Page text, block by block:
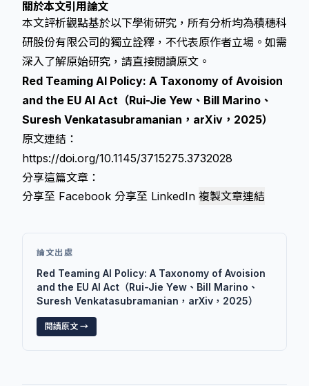
關於本文引用論文
本文評析觀點基於以下學術研究，所有分析均為積穗科
研股份有限公司的獨立詮釋，不代表原作者立場。如需
深入了解原始研究，請直接閱讀原文。
Red Teaming AI Policy: A Taxonomy of Avoision
and the EU AI Act（Rui-Jie Yew、Bill Marino、
Suresh Venkatasubramanian，arXiv，2025）
原文連結：
https://doi.org/10.1145/3715275.3732028
分享這篇文章：
分享至 Facebook 分享至 LinkedIn 複製文章連結
論文出處
Red Teaming AI Policy: A Taxonomy of Avoision
and the EU AI Act（Rui-Jie Yew、Bill Marino、
Suresh Venkatasubramanian，arXiv，2025）
閱讀原文 →